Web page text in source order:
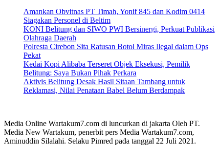
Amankan Obvitnas PT Timah, Yonif 845 dan Kodim 0414
Siagakan Personel di Beltim
KONI Belitung dan SIWO PWI Bersinergi, Perkuat Publikasi
Olahraga Daerah
Polresta Cirebon Sita Ratusan Botol Miras Ilegal dalam Ops
Pekat
Kedai Kopi Alibaba Terseret Objek Eksekusi, Pemilik
Belitung: Saya Bukan Pihak Perkara
Aktivis Belitung Desak Hasil Sitaan Tambang untuk
Reklamasi, Nilai Penataan Babel Belum Berdampak
Media Online Wartakum7.com di luncurkan di jakarta Oleh PT.
Media New Wartakum, penerbit pers Media Wartakum7.com,
Aminuddin Silalahi. Selaku Pimred pada tanggal 22 Juli 2021.